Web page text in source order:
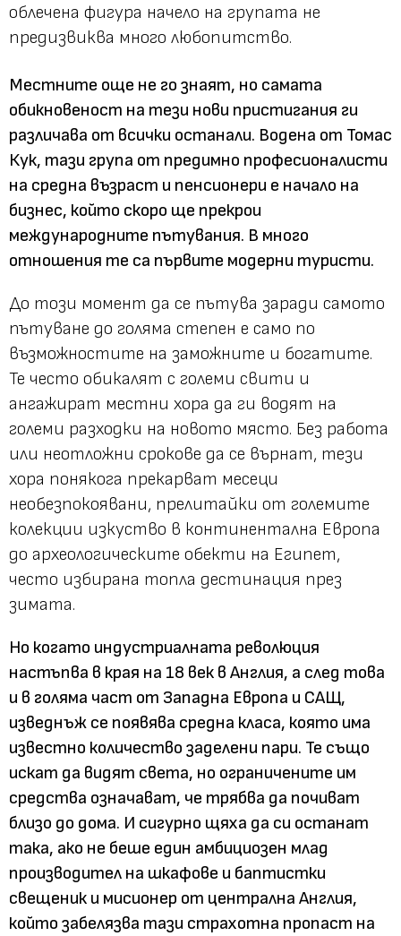
облечена фигура начело на групата не
предизвиква много любопитство.
Местните още не го знаят, но самата
обикновеност на тези нови пристигания ги
различава от всички останали. Водена от Томас
Кук, тази група от предимно професионалисти
на средна възраст и пенсионери е начало на
бизнес, който скоро ще прекрои
международните пътувания. В много
отношения те са първите модерни туристи.
До този момент да се пътува заради самото
пътуване до голяма степен е само по
възможностите на заможните и богатите.
Те често обикалят с големи свити и
ангажират местни хора да ги водят на
големи разходки на новото място. Без работа
или неотложни срокове да се върнат, тези
хора понякога прекарват месеци
необезпокоявани, прелитайки от големите
колекции изкуство в континентална Европа
до археологическите обекти на Египет,
често избирана топла дестинация през
зимата.
Но когато индустриалната революция
настъпва в края на 18 век в Англия, а след това
и в голяма част от Западна Европа и САЩ,
изведнъж се появява средна класа, която има
известно количество заделени пари. Те също
искат да видят света, но ограничените им
средства означават, че трябва да почиват
близо до дома. И сигурно щяха да си останат
така, ако не беше един амбициозен млад
производител на шкафове и баптистки
свещеник и мисионер от централна Англия,
който забелязва тази страхотна пропаст на